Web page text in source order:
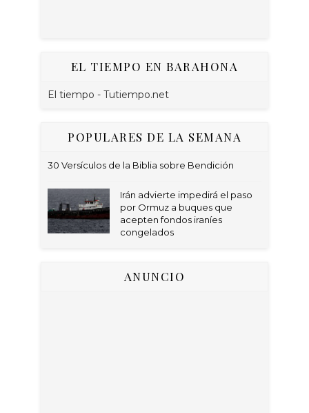
EL TIEMPO EN BARAHONA
El tiempo - Tutiempo.net
POPULARES DE LA SEMANA
30 Versículos de la Biblia sobre Bendición
Irán advierte impedirá el paso
por Ormuz a buques que
acepten fondos iraníes
congelados
ANUNCIO